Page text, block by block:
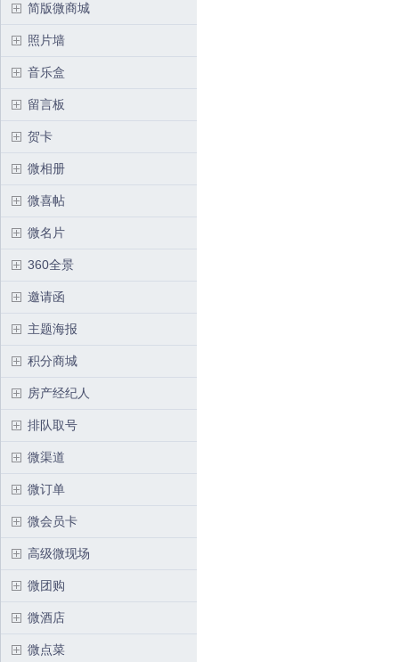
简版微商城
照片墙
音乐盒
留言板
贺卡
微相册
微喜帖
微名片
360全景
邀请函
主题海报
积分商城
房产经纪人
排队取号
微渠道
微订单
微会员卡
高级微现场
微团购
微酒店
微点菜